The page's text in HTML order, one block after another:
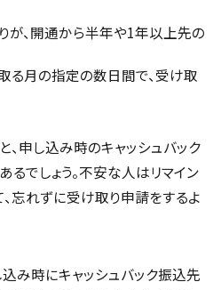
が、開通から半年や1年以上先の
る月の指定の数日間で、受け取
申し込み時のキャッシュバック
でしょう。不安な人はリマイン
忘れずに受け取り申請をするよ
み時にキャッシュバック振込先